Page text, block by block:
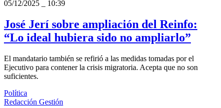
05/12/2025 10:39
José Jerí sobre ampliación del Reinfo:
“Lo ideal hubiera sido no ampliarlo”
El mandatario también se refirió a las medidas tomadas por el
Ejecutivo para contener la crisis migratoria. Acepta que no son
suficientes.
Política
Redacción Gestión